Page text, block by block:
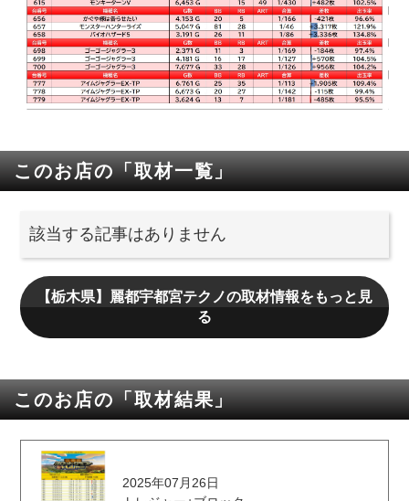
このお店の「取材一覧」
該当する記事はありません
【栃木県】麗都宇都宮テクノの取材情報をもっと見
る
このお店の「取材結果」
2025年07月26日